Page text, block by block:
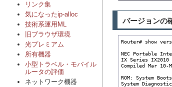
リンク集
気になったip-alloc
技術系運用ML
旧ブラウザ環境
光プレミアム
所有機器
小型トラベル・モバイル
ルータの評価
ネットワーク機器
バージョンの
Router# show
NEC Portable
IX Series IX2010
Compiled Mar
ROM: System
System